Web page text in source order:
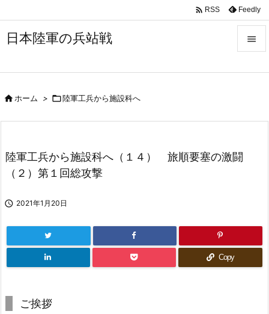
日本陸軍の兵站戦 

 RSS Feedly
ホーム > 陸軍工兵から施設科へ
陸軍工兵から施設科へ（１４） 旅順要塞の激闘
（２）第１回総攻撃
 2021年1月20日
Copy
ご挨拶